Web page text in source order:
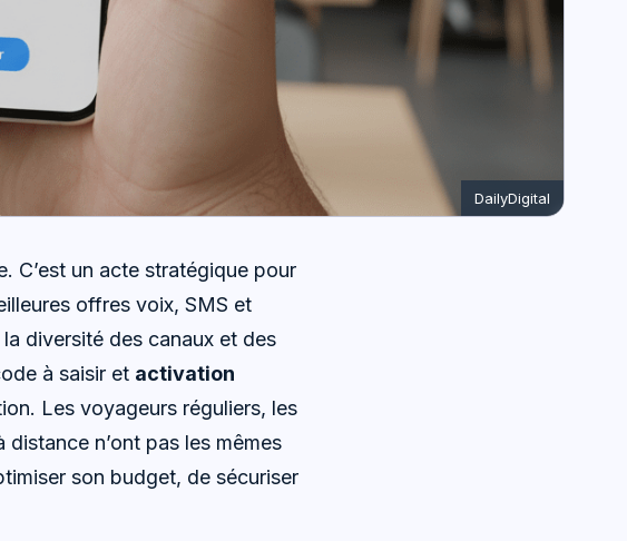
DailyDigital
C’est un acte stratégique pour
offres voix, SMS et
diversité des canaux et des
à saisir et activation
Les voyageurs réguliers, les
distance n’ont pas les mêmes
son budget, de sécuriser